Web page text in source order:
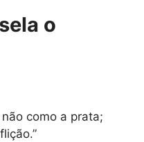
o
como a prata;